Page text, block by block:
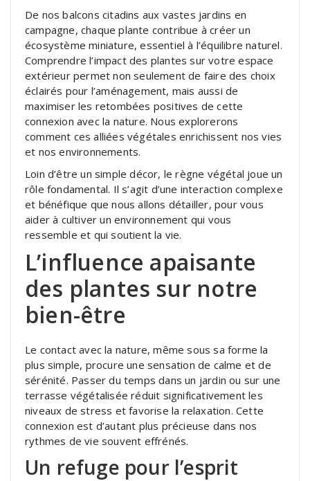
De nos balcons citadins aux vastes jardins en
campagne, chaque plante contribue à créer un
écosystème miniature, essentiel à l’équilibre naturel.
Comprendre l’impact des plantes sur votre espace
extérieur permet non seulement de faire des choix
éclairés pour l’aménagement, mais aussi de
maximiser les retombées positives de cette
connexion avec la nature. Nous explorerons
comment ces alliées végétales enrichissent nos vies
et nos environnements.
Loin d’être un simple décor, le règne végétal joue un
rôle fondamental. Il s’agit d’une interaction complexe
et bénéfique que nous allons détailler, pour vous
aider à cultiver un environnement qui vous
ressemble et qui soutient la vie.
L’influence apaisante
des plantes sur notre
bien-être
Le contact avec la nature, même sous sa forme la
plus simple, procure une sensation de calme et de
sérénité. Passer du temps dans un jardin ou sur une
terrasse végétalisée réduit significativement les
niveaux de stress et favorise la relaxation. Cette
connexion est d’autant plus précieuse dans nos
rythmes de vie souvent effrénés.
Un refuge pour l’esprit